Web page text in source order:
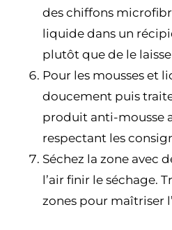
des chiffons
liquide dans un
plutôt que de le
Pour les mousses et
doucement puis
produit anti-mousse
respectant les
Séchez la zone avec
l’air finir le séchage.
zones pour maîtriser